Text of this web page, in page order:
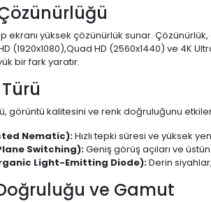
ekranı yüksek çözünürlük sunar.
(1920x1080),Quad HD (2560x1440) ve 4K
bir fark yaratır.
görüntü kalitesini ve renk doğruluğunu
Nematic):Hızlı tepki süresi ve yüksek
Switching):Geniş görüş açıları ve
Light-Emitting Diode):Derin
ve Gamut